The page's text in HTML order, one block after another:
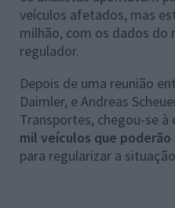
veículos afetados, mas
milhão, com os dados
regulador.
Depois de uma reunião
Daimler, e Andreas
Transportes, chegou-se à
mil veículos que poderão
para regularizar a